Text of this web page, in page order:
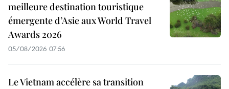
meilleure destination touristique
émergente d’Asie aux World Travel
Awards 2026
05/08/2026 07:56
Le Vietnam accélère sa transition